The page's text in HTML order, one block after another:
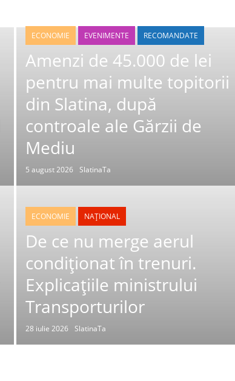
ECONOMIE EVENIMENTE RECOMANDATE
Amenzi de 45.000 de lei
pentru mai multe topitorii
din Slatina, după
controale ale Gărzii de
Mediu
5 august 2026 SlatinaTa
ECONOMIE NAȚIONAL
De ce nu merge aerul
condiționat în trenuri.
Explicațiile ministrului
Transporturilor
28 iulie 2026 SlatinaTa